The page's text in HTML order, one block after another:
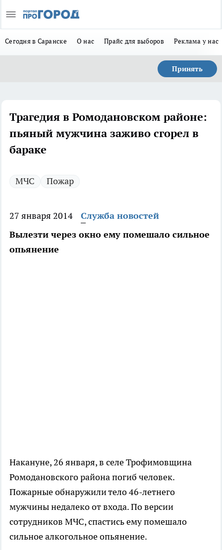
Сегодня в Саранске О нас Прайс для выборов Реклама у нас
Принять
Трагедия в Ромодановском районе:
пьяный мужчина заживо сгорел в
бараке
МЧС Пожар
27 января 2014
Служба новостей
Вылезти через окно ему помешало сильное
опьянение
Накануне, 26 января, в селе Трофимовщина
Ромодановского района погиб человек.
Пожарные обнаружили тело 46-летнего
мужчины недалеко от входа. По версии
сотрудников МЧС, спастись ему помешало
сильное алкогольное опьянение.